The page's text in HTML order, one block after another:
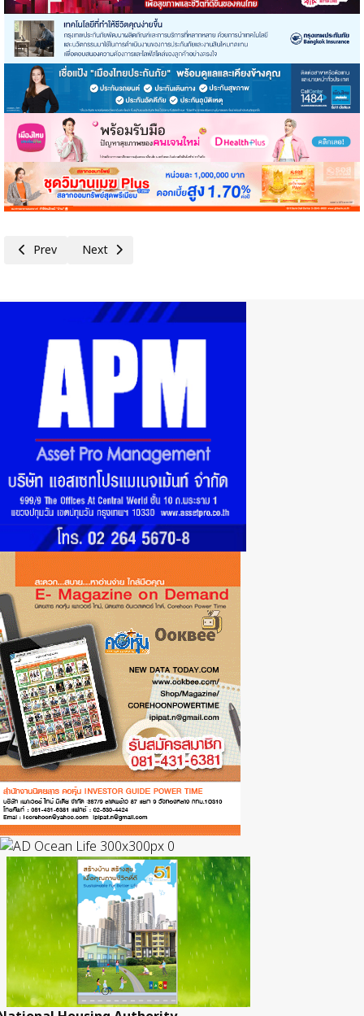
Previous article: แบงก์ชาติ ร่วมกับ บสย.และหอการค้า จ.น่าน เปิดศูนย์ช่วยเ
Prev Next article: ธปท. ยันไม่มีนโยบายให้ใบอนุญาตประกอบธุรกิจ
Next